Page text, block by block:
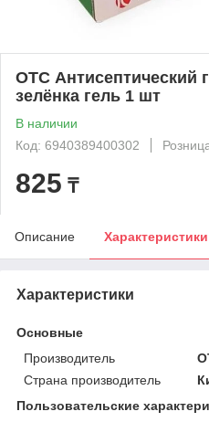
OTC Антисептический
зелёнка гель 1 шт
В наличии
Код: 6940389400302
825 ₸
Описание Характеристики
Характеристики
Основные
Производитель
Страна производитель
Пользовательские